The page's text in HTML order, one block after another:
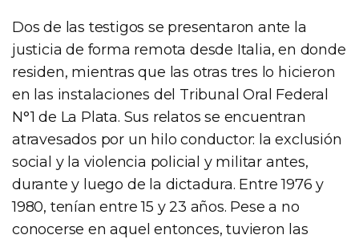
Dos de las testigos se presentaron ante la
justicia de forma remota desde Italia, en donde
residen, mientras que las otras tres lo hicieron
en las instalaciones del Tribunal Oral Federal
N°1 de La Plata. Sus relatos se encuentran
atravesados por un hilo conductor: la exclusión
social y la violencia policial y militar antes,
durante y luego de la dictadura. Entre 1976 y
1980, tenían entre 15 y 23 años. Pese a no
conocerse en aquel entonces, tuvieron las